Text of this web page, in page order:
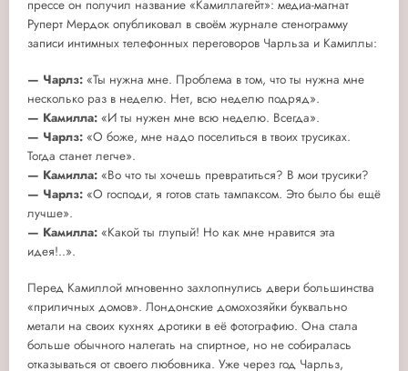
прессе он получил название «Камиллагейт»: медиа-магнат
Руперт Мердок опубликовал в своём журнале стенограмму
записи интимных телефонных переговоров Чарльза и Камиллы:
— Чарлз: «Ты нужна мне. Проблема в том, что ты нужна мне
несколько раз в неделю. Нет, всю неделю подряд».
— Камилла: «И ты нужен мне всю неделю. Всегда».
— Чарлз: «О боже, мне надо поселиться в твоих трусиках.
Тогда станет легче».
— Камилла: «Во что ты хочешь превратиться? В мои трусики?
— Чарлз: «О господи, я готов стать тампаксом. Это было бы ещё
лучше».
— Камилла: «Какой ты глупый! Но как мне нравится эта
идея!..».
Перед Камиллой мгновенно захлопнулись двери большинства
«приличных домов». Лондонские домохозяйки буквально
метали на своих кухнях дротики в её фотографию. Она стала
больше обычного налегать на спиртное, но не собиралась
отказываться от своего любовника. Уже через год Чарльз,